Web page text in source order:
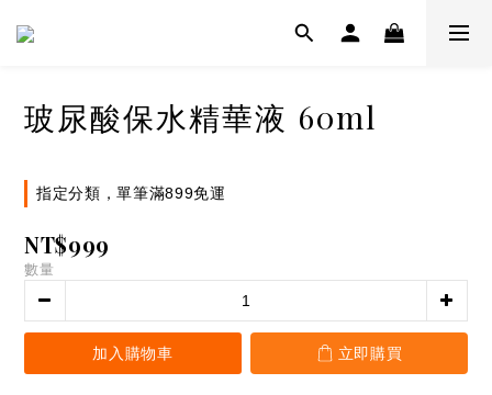
玻尿酸保水精華液 60ml
指定分類，單筆滿899免運
NT$999
數量
加入購物車 立即購買